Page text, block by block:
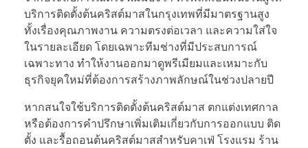
บริการติดตั้งต้นคริสต์มาสในกรุงเทพที่มีมาตรฐานสูง
ทั้งเรื่องคุณภาพงาน ความตรงต่อเวลา และความใส่ใจ
ในรายละเอียด โดยเฉพาะทีมช่างที่มีประสบการณ์
เฉพาะทาง ทำให้งานออกมาดูพรีเมียมและเหมาะกับ
ธุรกิจยุคใหม่ที่ต้องการสร้างภาพลักษณ์ในช่วงปลายปี
หากสนใจใช้บริการติดตั้งต้นคริสต์มาส ตกแต่งเทศกาล
หรือต้องการคำปรึกษาเพิ่มเติมเกี่ยวกับการออกแบบ ติด
ตั้ง และรื้อถอนต้นคริสต์มาสสำหรับคาเฟ่ โรงแรม ร้าน